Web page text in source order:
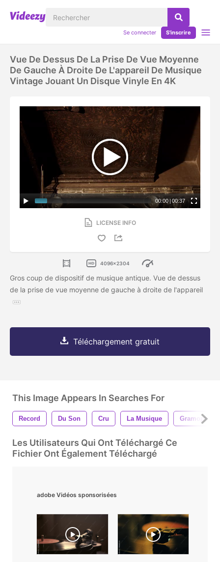
Se connecter S'inscrire
Vue De Dessus De La Prise De Vue Moyenne
De Gauche À Droite De L'appareil De Musique
Vintage Jouant Un Disque Vinyle En 4K
00:00 | 00:37
LICENSE INFO
4096x2304
Gros coup de dispositif de musique antique. Vue de dessus
de la prise de vue moyenne de gauche à droite de l'appareil
Téléchargement gratuit
This Image Appears In Searches For
Record Du Son Cru La Musique Gramophone
Les Utilisateurs Qui Ont Téléchargé Ce
Fichier Ont Également Téléchargé
adobe Vidéos sponsorisées